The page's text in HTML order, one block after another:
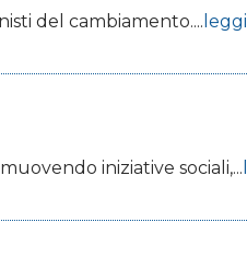
del cambiamento.... leggi
iniziative sociali,...